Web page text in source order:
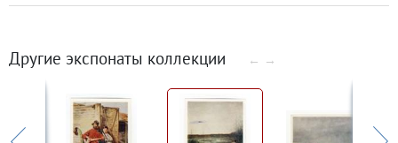
Другие экспонаты коллекции ← →